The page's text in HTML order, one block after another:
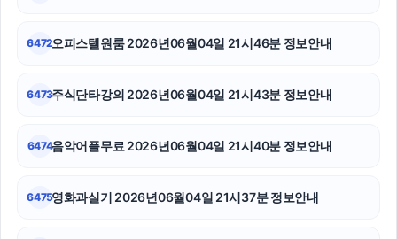
6472오피스텔원룸 2026년06월04일 21시46분 정보안내
6473주식단타강의 2026년06월04일 21시43분 정보안내
6474음악어플무료 2026년06월04일 21시40분 정보안내
6475영화과실기 2026년06월04일 21시37분 정보안내